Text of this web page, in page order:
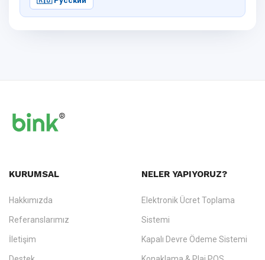
KURUMSAL
Hakkımızda
Referanslarımız
İletişim
NELER YAPIYORUZ?
Elektronik Ücret Toplama
Sistemi
Kapalı Devre Ödeme Sistemi